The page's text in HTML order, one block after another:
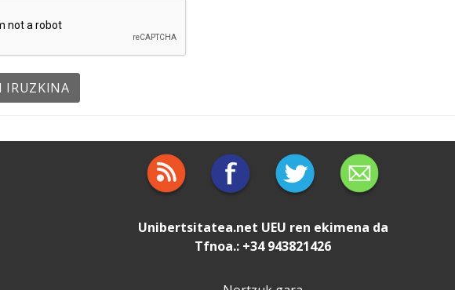
Unibertsitatea.net UEU ren ekimena da
Tfnoa.: +34 943821426